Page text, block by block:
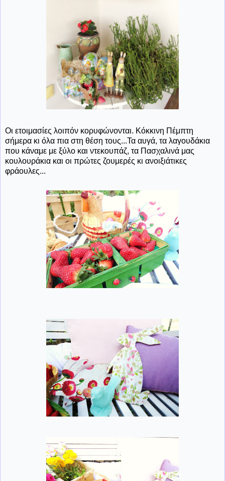
Οι ετοιμασίες λοιπόν κορυφώνονται. Κόκκινη Πέμπτη
σήμερα κι όλα πια στη θέση τους...Τα αυγά, τα λαγουδάκια
που κάναμε με ξύλο και ντεκουπάζ, τα Πασχαλινά μας
κουλουράκια και οι πρώτες ζουμερές κι ανοιξιάτικες
φράουλες...